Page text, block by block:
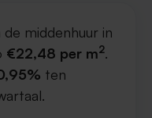
middenhuur in
€22,48 per m2.
ten